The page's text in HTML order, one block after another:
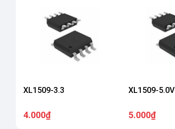
XL1509-3.3
4.000₫
XL1509-5.0V
5.000₫